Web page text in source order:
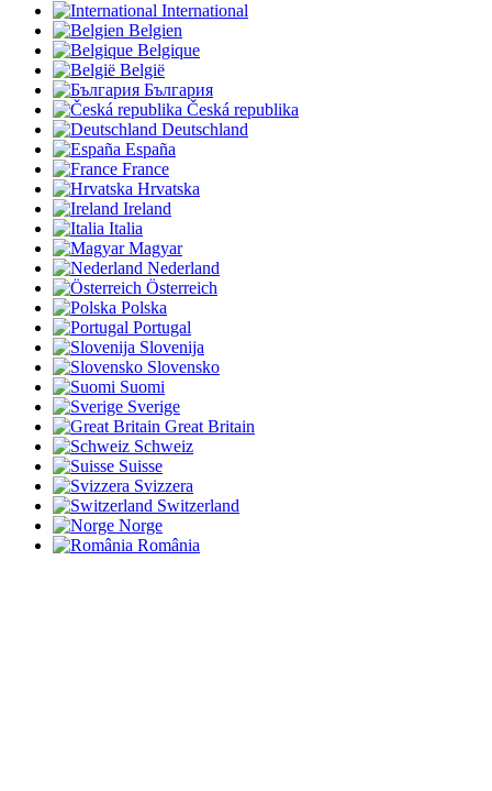
International
Belgien
Belgique
België
България
Česká republika
Deutschland
España
France
Hrvatska
Ireland
Italia
Magyar
Nederland
Österreich
Polska
Portugal
Slovenija
Slovensko
Suomi
Sverige
Great Britain
Schweiz
Suisse
Svizzera
Switzerland
Norge
România